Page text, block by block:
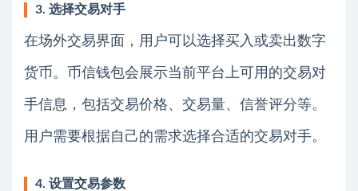
3. 选择交易对手
在场外交易界面，用户可以选择买入或卖出数字
货币。币信钱包会展示当前平台上可用的交易对
手信息，包括交易价格、交易量、信誉评分等。
用户需要根据自己的需求选择合适的交易对手。
4. 设置交易参数